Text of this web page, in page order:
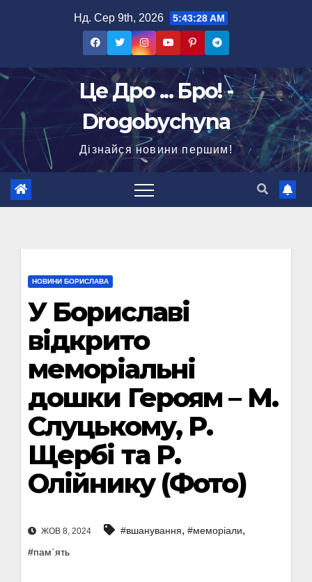
Нд. Сер 9th, 2026 5:43:29 AM
Це Дро ... Бро! -
Drogobychyna
Дізнайся новини першим!
НОВИНИ БОРИСЛАВА
У Бориславі
відкрито
меморіальні
дошки Героям – М.
Слуцькому, Р.
Щербі та Р.
Олійнику (Фото)
ЖОВ 8, 2024 #вшанування, #меморіали,
#пам`ять